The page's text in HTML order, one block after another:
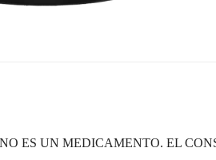
ES UN MEDICAMENTO. EL